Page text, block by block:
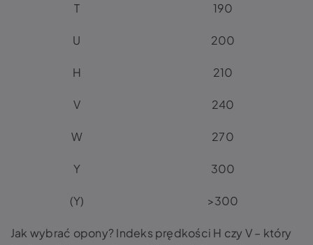
T 190
U 200
H 210
V 240
W 270
Y 300
(Y) >300
Jak wybrać opony? Indeks prędkości H czy V – który